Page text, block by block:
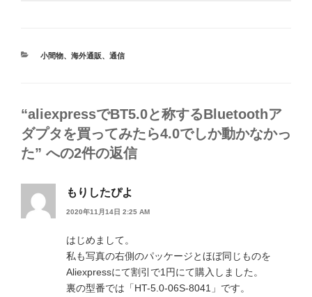
カ
小間物、 海外通販、 通信
“aliexpressでBT5.0と称するBluetoothア
ダプタを買ってみたら4.0でしか動かなかっ
た” への2件の返信
もりしたぴよ
2020年11月14日 2:25 AM
はじめまして。
私も写真の右側のパッケージとほぼ同じものを
Aliexpressにて割引で1円にて購入しました。
裏の型番では「HT-5.0-06S-8041」です。